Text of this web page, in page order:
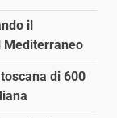
il
Mediterraneo
di 600